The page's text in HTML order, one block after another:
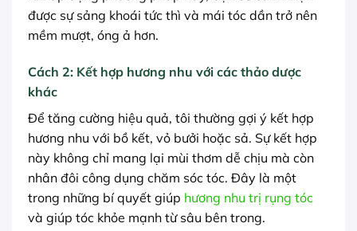
được sự sảng khoái tức thì và mái tóc dần trở nên
mềm mượt, óng ả hơn.
Cách 2: Kết hợp hương nhu với các thảo dược
khác
Để tăng cường hiệu quả, tôi thường gợi ý kết hợp
hương nhu với bồ kết, vỏ bưởi hoặc sả. Sự kết hợp
này không chỉ mang lại mùi thơm dễ chịu mà còn
nhân đôi công dụng chăm sóc tóc. Đây là một
trong những bí quyết giúp hương nhu trị rụng tóc
và giúp tóc khỏe mạnh từ sâu bên trong.